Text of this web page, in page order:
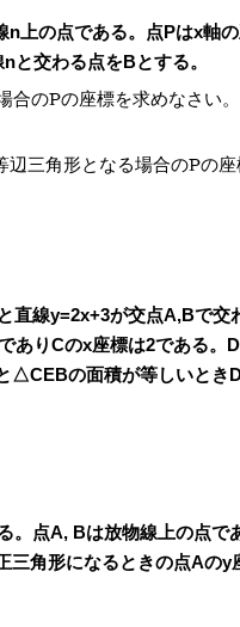
n上の点である。点Pはx軸
と交わる点をBとする。
合のPの座標を求めなさい。
三角形となる場合のPの座
と直線y=2x+3が交点A,Bで交
ありCのx座標は2である。
△CEBの面積が等しいとき
。点A, Bは放物線上の点で
角形になるときの点Aのy